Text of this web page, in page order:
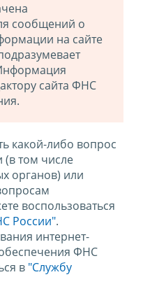
сообщений о
на сайте
сайта ФНС
какой-либо вопрос
(в том числе
органов) или
воспользоваться
России".
интернет-
ФНС
в "Службу